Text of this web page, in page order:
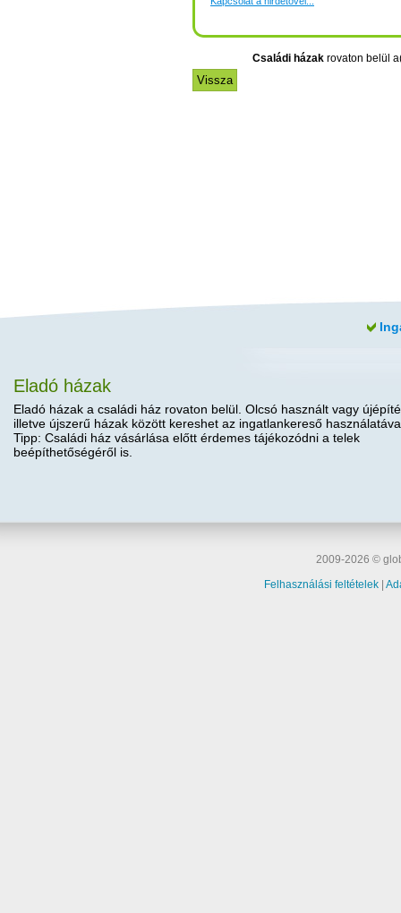
Családi házakrovaton belül
Eladó házak
Eladó házak a családi ház rovaton belül. Olcsó használt vagy
illetve újszerű házak között kereshet az ingatlankereső
Tipp: Családi ház vásárlása előtt érdemes tájékozódni a telek
beépíthetőségéről is.
2009-2026 ©
Felhasználási feltételek